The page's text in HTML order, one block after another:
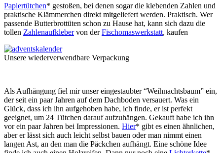
Papiertütchen* gestoßen, bei denen sogar die klebenden Zahlen und
praktische Klämmerchen direkt mitgeliefert werden. Praktisch. Wer
passende Butterbrottüten schon zu Hause hat, kann sich dazu die
tollen Zahlenaufklebervon derFischomaswerkstatt, kaufen
Unsere wiederverwendbare Verpackung
Als Aufhängung fiel mir unser eingestaubter “Weihnachtsbaum” ein,
der seit ein paar Jahren auf dem Dachboden versauert. Was ein
Glück, dass ich ihn aufgehoben habe, ich finde, er ist perfekt
geeignet, um 24 Tütchen darauf aufzuhängen. Gekauft habe ich ihn
vor ein paar Jahren bei Impressionen. Hier* gibt es einen ähnlichen,
aber er lässt sich auch leicht selbst bauen oder man nimmt einen
langen Ast, an den man die Päckchen aufhängt. Eine schöne Idee